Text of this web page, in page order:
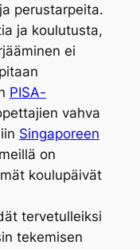
perustarpeita.
ja koulutusta,
ei
PISA-
vahva
Singaporeen
on
koulupäivät
tervetulleiksi
tekemisen